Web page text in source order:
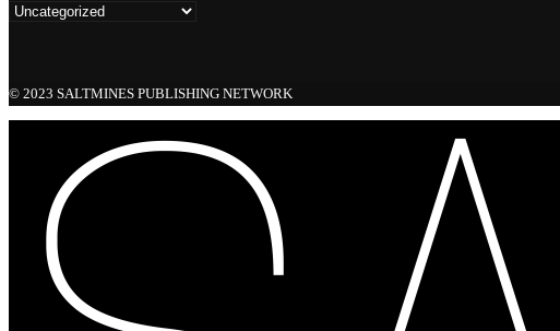
© 2023 SALTMINES PUBLISHING NETWORK